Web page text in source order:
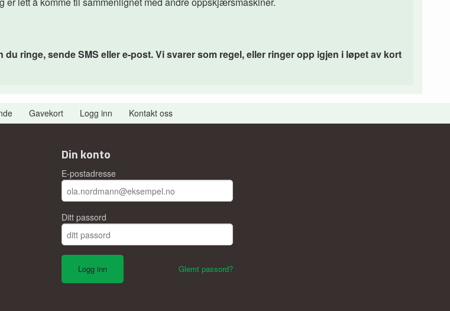
ringe, sende SMS eller e-post. Vi svarer som regel, eller ringer opp igjen i løpet av kort
Gavekort Logg inn Kontakt oss
Din konto
E-postadresse
Ditt passord
Glemt passord?